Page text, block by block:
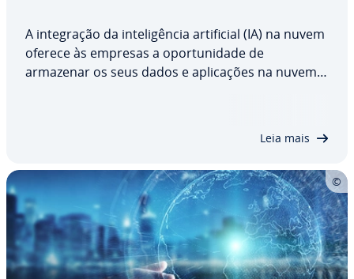
A in­te­gra­ção da in­te­li­gên­cia ar­ti­fi­cial (IA) na nuvem
oferece às empresas a opor­tu­ni­dade de
armazenar os seus dados e apli­ca­ções na nuvem e
Leia mais